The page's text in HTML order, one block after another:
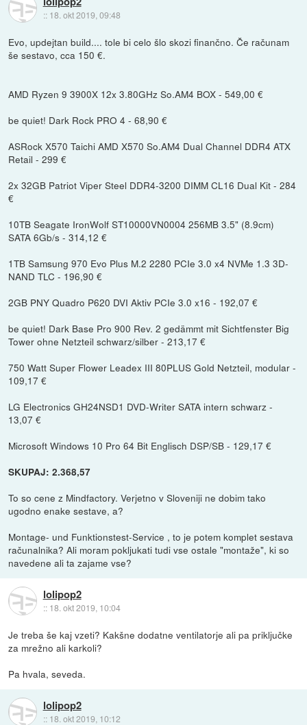
:: 18. okt 2019, 09:48
Evo, updejtan build.... tole bi celo šlo skozi finančno. Če računam
še sestavo, cca 150 €.
AMD Ryzen 9 3900X 12x 3.80GHz So.AM4 BOX - 549,00 €
be quiet! Dark Rock PRO 4 - 68,90 €
ASRock X570 Taichi AMD X570 So.AM4 Dual Channel DDR4 ATX
Retail - 299 €
2x 32GB Patriot Viper Steel DDR4-3200 DIMM CL16 Dual Kit - 284
€
10TB Seagate IronWolf ST10000VN0004 256MB 3.5" (8.9cm)
SATA 6Gb/s - 314,12 €
1TB Samsung 970 Evo Plus M.2 2280 PCIe 3.0 x4 NVMe 1.3 3D-
NAND TLC - 196,90 €
2GB PNY Quadro P620 DVI Aktiv PCIe 3.0 x16 - 192,07 €
be quiet! Dark Base Pro 900 Rev. 2 gedämmt mit Sichtfenster Big
Tower ohne Netzteil schwarz/silber - 213,17 €
750 Watt Super Flower Leadex III 80PLUS Gold Netzteil, modular -
109,17 €
LG Electronics GH24NSD1 DVD-Writer SATA intern schwarz -
13,07 €
Microsoft Windows 10 Pro 64 Bit Englisch DSP/SB - 129,17 €
SKUPAJ: 2.368,57
To so cene z Mindfactory. Verjetno v Sloveniji ne dobim tako
ugodno enake sestave, a?
Montage- und Funktionstest-Service , to je potem komplet sestava
računalnika? Ali moram pokljukati tudi vse ostale "montaže", ki so
navedene ali ta zajame vse?
lolipop2
:: 18. okt 2019, 10:04
Je treba še kaj vzeti? Kakšne dodatne ventilatorje ali pa priključke
za mrežno ali karkoli?
Pa hvala, seveda.
lolipop2
:: 18. okt 2019, 10:12